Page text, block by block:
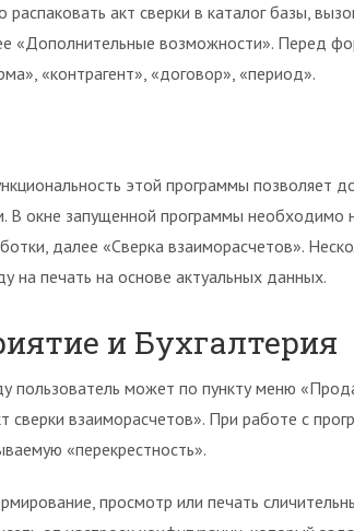
распаковать акт сверки в каталог базы,
«Дополнительные возможности». Перед
«контрагент», «договор», «период».
этой программы позволяет
В окне запущенной программы
далее «Сверка взаиморасчетов».
на печать на основе актуальных данных.
и Бухгалтерия
пользователь может по пункту меню
сверки взаиморасчетов». При работе с
«перекрестность».
просмотр или печать